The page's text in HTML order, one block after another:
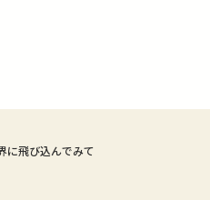
に飛び込んでみて